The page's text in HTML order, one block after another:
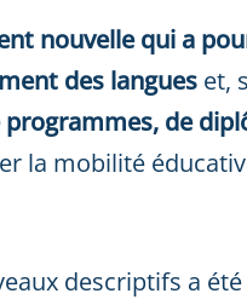
nouvelle qui a
des langues et,
de
la mobilité
descriptifs a